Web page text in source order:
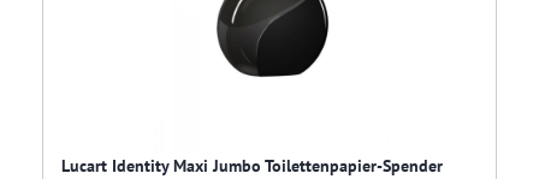
Lucart Identity Maxi Jumbo Toilettenpapier-Spender